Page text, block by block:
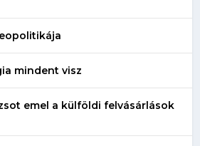
mindent visz
emel a külföldi felvásárlások